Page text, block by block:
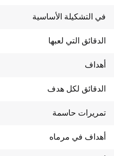
في التشكيلة الأساسية
الدقائق التي لعبها
أهداف
الدقائق لكل هدف
تمريرات حاسمة
أهداف في مرماه